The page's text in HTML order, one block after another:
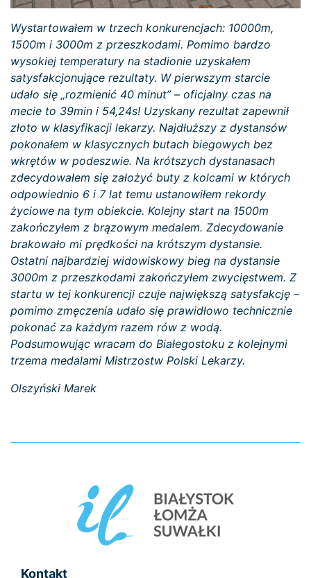
Wystartowałem w trzech konkurencjach: 10000m,
1500m i 3000m z przeszkodami. Pomimo bardzo
wysokiej temperatury na stadionie uzyskałem
satysfakcjonujące rezultaty. W pierwszym starcie
udało się „rozmienić 40 minut” – oficjalny czas na
mecie to 39min i 54,24s! Uzyskany rezultat zapewnił
złoto w klasyfikacji lekarzy. Najdłuższy z dystansów
pokonałem w klasycznych butach biegowych bez
wkrętów w podeszwie. Na krótszych dystanasach
zdecydowałem się założyć buty z kolcami w których
odpowiednio 6 i 7 lat temu ustanowiłem rekordy
życiowe na tym obiekcie. Kolejny start na 1500m
zakończyłem z brązowym medalem. Zdecydowanie
brakowało mi prędkości na krótszym dystansie.
Ostatni najbardziej widowiskowy bieg na dystansie
3000m z przeszkodami zakończyłem zwycięstwem. Z
startu w tej konkurencji czuje największą satysfakcję –
pomimo zmęczenia udało się prawidłowo technicznie
pokonać za każdym razem rów z wodą.
Podsumowując wracam do Białegostoku z kolejnymi
trzema medalami Mistrzostw Polski Lekarzy.
Olszyński Marek
Kontakt